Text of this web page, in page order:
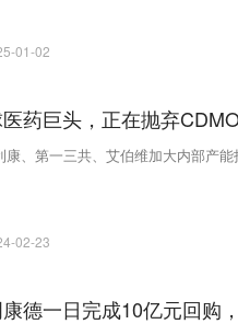
01-02
药巨头，正在抛弃
康、第一三共、艾伯维加大内部产能
02-23
德一日完成10亿元回购